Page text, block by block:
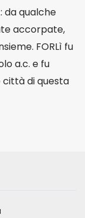
da qualche
accorpate,
FORLì fu
a.c. e fu
città di questa